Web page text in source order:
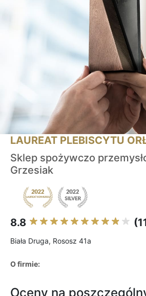
LAUREAT PLEBISCYTU
Sklep spożywczo
Grzesiak
8.8
Biała Druga, Rososz 41a
O firmie:
Oceny na